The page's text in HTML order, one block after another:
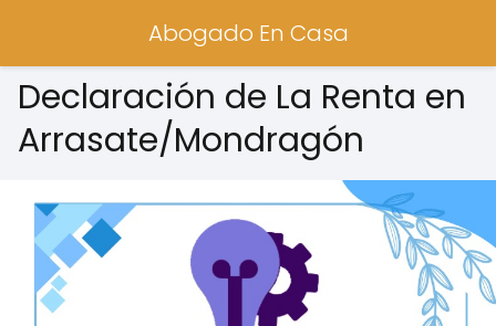
Abogado En Casa
Declaración de La Renta en
Arrasate/Mondragón